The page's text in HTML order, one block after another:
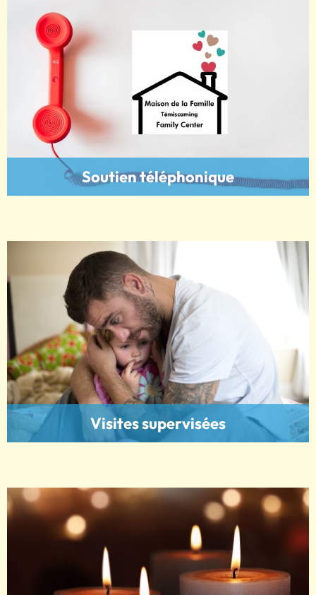
Soutien téléphonique
Visites supervisées